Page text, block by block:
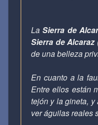
LaSierra de
Sierra de Alcaraz
de una belleza
En cuanto a la
Entre ellos están
tejón y la gineta,
ver águilas reales